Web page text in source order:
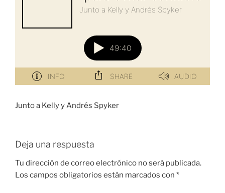
Junto a Kelly y Andrés Spyker
Deja una respuesta
Tu dirección de correo electrónico no será publicada.
Los campos obligatorios están marcados con *